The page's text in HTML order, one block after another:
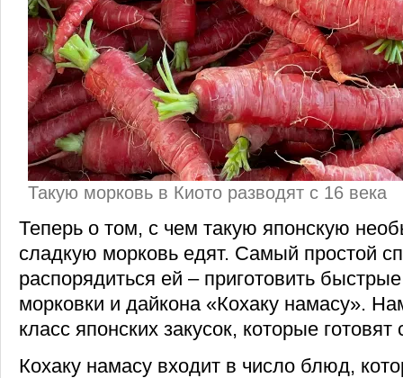
Такую морковь в Киото разводят с 16 века
Теперь о том, с чем такую японскую
сладкую морковь едят. Самый простой
распорядиться ей – приготовить
морковки и дайкона «Кохаку намасу».
класс японских закусок, которые
Кохаку намасу входит в число блюд,